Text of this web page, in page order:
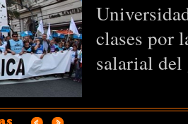
de